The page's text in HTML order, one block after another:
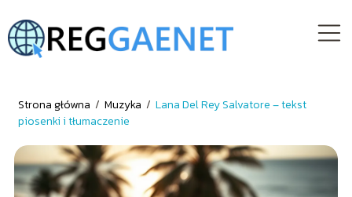
Strona główna / Muzyka / Lana Del Rey Salvatore – tekst
piosenki i tłumaczenie